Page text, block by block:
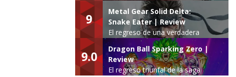
9
Metal Gear Solid Delta:
Snake Eater | Review
El regreso de una verdadera
leyenda
9.0
Dragon Ball Sparking Zero |
Review
El regreso triunfal de la saga